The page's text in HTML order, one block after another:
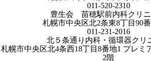
011-520-2310
豊生会 苗穂駅前内科クリ
札幌市中央区北2条東8丁目90
011-231-2016
北５条通り内科・循環器クリ
札幌市中央区北4条西18丁目8番地1 プレミ
2階